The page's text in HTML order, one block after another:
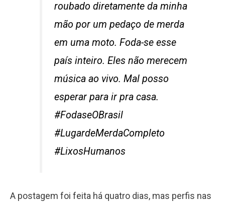
roubado diretamente da minha
mão por um pedaço de merda
em uma moto. Foda-se esse
país inteiro. Eles não merecem
música ao vivo. Mal posso
esperar para ir pra casa.
#FodaseOBrasil
#LugardeMerdaCompleto
#LixosHumanos
A postagem foi feita há quatro dias, mas perfis nas